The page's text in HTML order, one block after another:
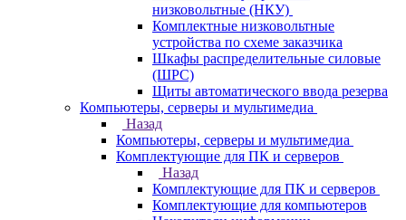
низковольтные (НКУ)
Комплектные низковольтные
устройства по схеме заказчика
Шкафы распределительные силовые
(ШРС)
Щиты автоматического ввода резерва
Компьютеры, серверы и мультимедиа
Назад
Компьютеры, серверы и мультимедиа
Комплектующие для ПК и серверов
Назад
Комплектующие для ПК и серверов
Комплектующие для компьютеров